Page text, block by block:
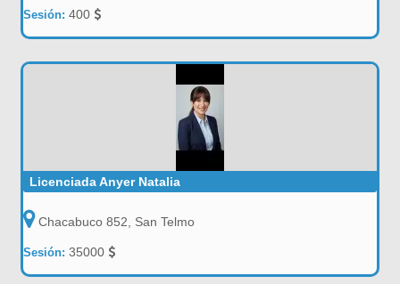
Sesión:400
Licenciada Anyer Natalia
Chacabuco 852, San Telmo
Sesión:35000